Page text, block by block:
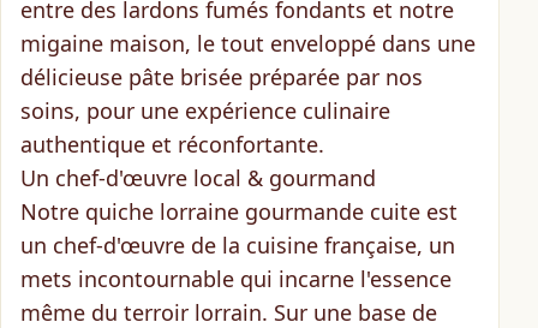
entre des lardons fumés fondants et notre
migaine maison, le tout enveloppé dans une
délicieuse pâte brisée préparée par nos
soins, pour une expérience culinaire
authentique et réconfortante.
Un chef-d'œuvre local & gourmand
Notre quiche lorraine gourmande cuite est
un chef-d'œuvre de la cuisine française, un
mets incontournable qui incarne l'essence
même du terroir lorrain. Sur une base de